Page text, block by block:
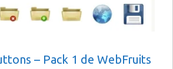
– Pack 1 de WebFruits